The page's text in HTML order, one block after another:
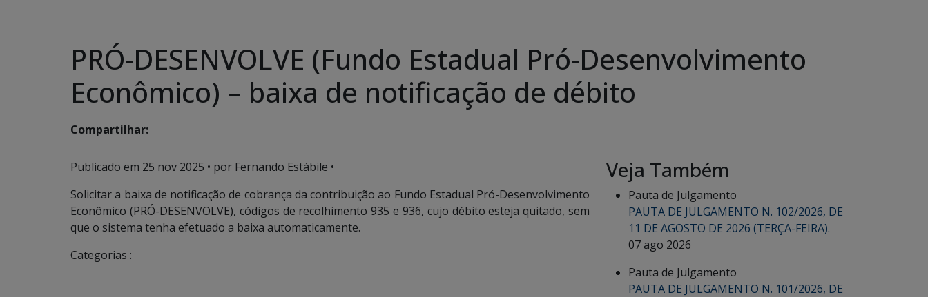
PRÓ-DESENVOLVE (Fundo Estadual Pró-Desenvolvimento
Econômico) – baixa de notificação de débito
Compartilhar:
Publicado em 25 nov 2025 • por Fernando Estábile •
Solicitar a baixa de notificação de cobrança da contribuição ao Fundo Estadual Pró-Desenvolvimento
Econômico (PRÓ-DESENVOLVE), códigos de recolhimento 935 e 936, cujo débito esteja quitado, sem
que o sistema tenha efetuado a baixa automaticamente.
Categorias :
Veja Também
Pauta de Julgamento
PAUTA DE JULGAMENTO N. 102/2026, DE
11 DE AGOSTO DE 2026 (TERÇA-FEIRA).
07 ago 2026
Pauta de Julgamento
PAUTA DE JULGAMENTO N. 101/2026, DE